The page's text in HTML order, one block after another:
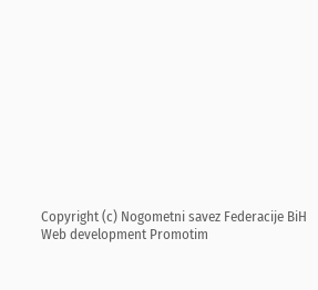
Copyright (c) Nogometni savez Federacije BiH
Web development Promotim